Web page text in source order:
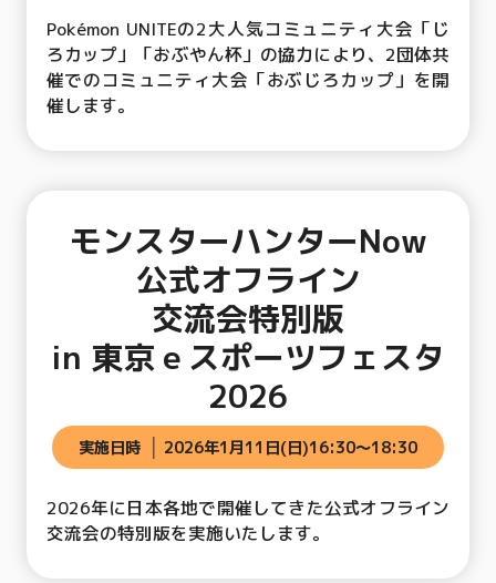
Pokémon UNITEの2大人気コミュニティ大会「じ
ろカップ」「おぶやん杯」の協力により、2団体共
催でのコミュニティ大会「おぶじろカップ」を開
催します。
モンスターハンターNow
公式オフライン
交流会特別版
in 東京ｅスポーツフェスタ
2026
実施日時 2026年1月11日(日)16:30～18:30
2026年に日本各地で開催してきた公式オフライン
交流会の特別版を実施いたします。